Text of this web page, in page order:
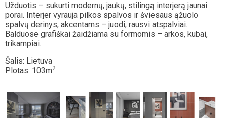
Užduotis – sukurti modernų, jaukų, stilingą interjerą jaunai
porai. Interjer vyrauja pilkos spalvos ir šviesaus ąžuolo
spalvų derinys, akcentams – juodi, rausvi atspalviai.
Balduose grafiškai žaidžiama su formomis – arkos, kubai,
trikampiai.
Šalis: Lietuva
Plotas: 103m2